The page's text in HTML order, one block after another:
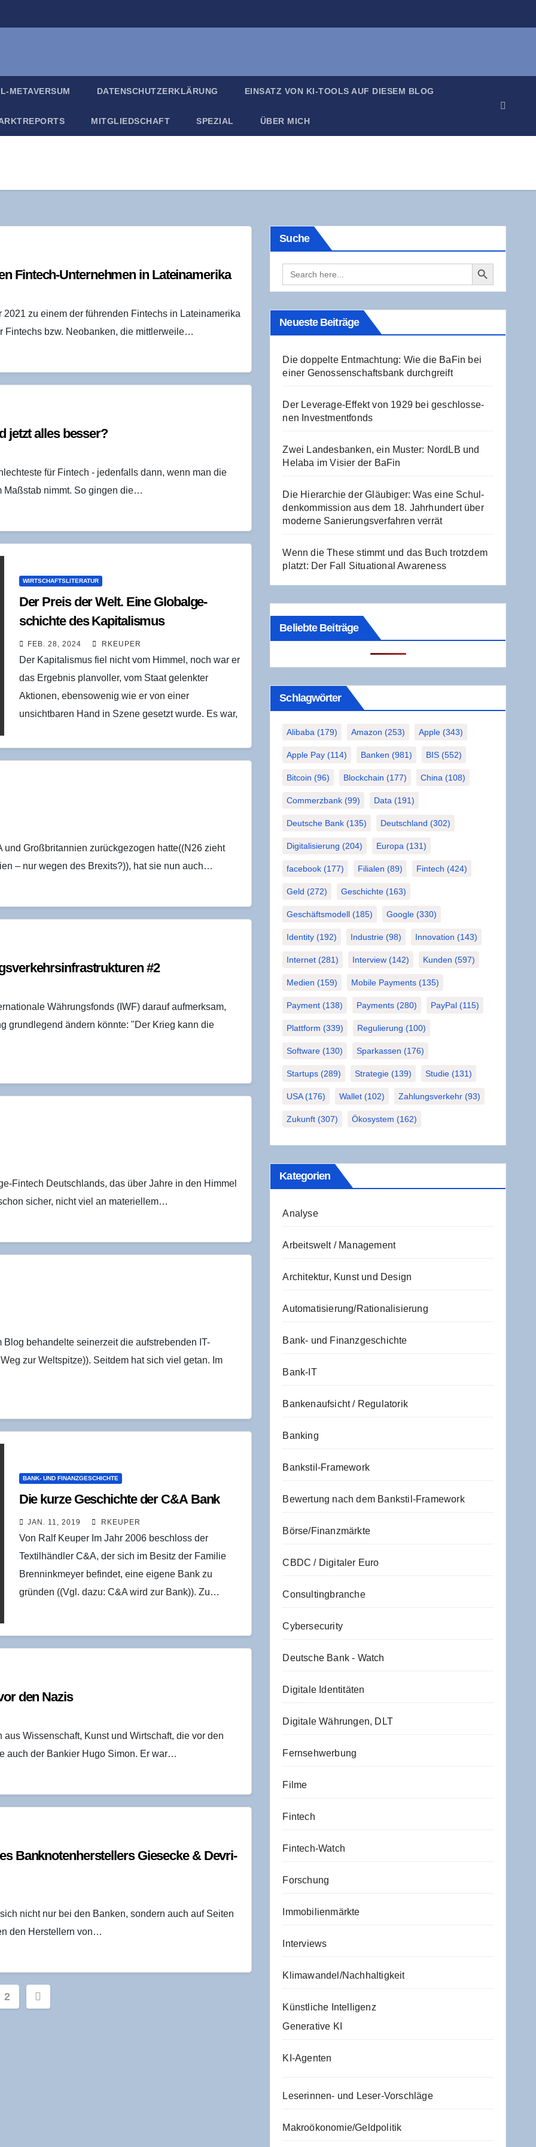
META­VER­SUM DATEN­SCHUTZ­ER­KLÄ­RUNG EIN­SATZ VON KI-TOOLS AUF DIE­SEM BLOG
MIT­GLIED­SCHAFT SPE­ZI­AL ÜBER MICH
Fin­tech-Unter­neh­men in Lateinamerika
zu einem der führenden Fintechs in Lateinamerika
Fintechs bzw. Neobanken, die mittlerweile…
jetzt alles besser?
für Fintech - jedenfalls dann, wenn man die
Maßstab nimmt. So gingen die…
WIRTSCHAFTSLITERATUR
Der Preis der Welt. Eine Glo­bal­ge­
schich­te des Kapitalismus
FEB. 28, 2024 RKEUPER
Der Kapitalismus fiel nicht vom Himmel, noch war er
das Ergebnis planvoller, vom Staat gelenkter
Aktionen, ebensowenig wie er von einer
unsichtbaren Hand in Szene gesetzt wurde. Es war,
Großbritannien zurückgezogen hatte((N26 zieht
– nur wegen des Brexits?)), hat sie nun auch…
#2
Währungsfonds (IWF) darauf aufmerksam,
grundlegend ändern könnte: "Der Krieg kann die
Fintech Deutschlands, das über Jahre in den Himmel
sicher, nicht viel an materiellem…
behandelte seinerzeit die aufstrebenden IT-
zur Weltspitze)). Seitdem hat sich viel getan. Im
BANK- UND FINANZGESCHICHTE
Die kur­ze Geschich­te der C&A Bank
JAN. 11, 2019 RKEUPER
Von Ralf Keuper Im Jahr 2006 beschloss der
Textilhändler C&A, der sich im Besitz der Familie
Brenninkmeyer befindet, eine eigene Bank zu
gründen ((Vgl. dazu: C&A wird zur Bank)). Zu…
den Nazis
Wissenschaft, Kunst und Wirtschaft, die vor den
auch der Bankier Hugo Simon. Er war…
Bank­no­ten­her­stel­lers Gies­ecke & Devri­
nicht nur bei den Banken, sondern auch auf Seiten
den Herstellern von…
2
Suche
Search
for:
Search Button
Neu­es­te Beiträge
Die dop­pel­te Ent­mach­tung: Wie die BaFin bei
einer Genos­sen­schafts­bank durchgreift
Der Levera­ge-Effekt von 1929 bei geschlos­se­
nen Investmentfonds
Zwei Lan­des­ban­ken, ein Mus­ter: NordLB und
Hela­ba im Visier der BaFin
Die Hier­ar­chie der Gläu­bi­ger: Was eine Schul­
den­kom­mis­si­on aus dem 18. Jahr­hun­dert über
moder­ne Sanie­rungs­ver­fah­ren verrät
Wenn die The­se stimmt und das Buch trotz­dem
platzt: Der Fall Situa­tio­nal Awareness
Beliebte Beiträge
Schlag­wör­ter
Alibaba (179) Amazon (253) Apple (343)
Apple Pay (114) Banken (981) BIS (552)
Bitcoin (96) Blockchain (177) China (108)
Commerzbank (99) Data (191)
Deutsche Bank (135) Deutschland (302)
Digitalisierung (204) Europa (131)
facebook (177) Filialen (89) Fintech (424)
Geld (272) Geschichte (163)
Geschäftsmodell (185) Google (330)
Identity (192) Industrie (98) Innovation (143)
Internet (281) Interview (142) Kunden (597)
Medien (159) Mobile Payments (135)
Payment (138) Payments (280) PayPal (115)
Plattform (339) Regulierung (100)
Software (130) Sparkassen (176)
Startups (289) Strategie (139) Studie (131)
USA(176) Wallet (102) Zahlungsverkehr (93)
Zukunft (307) Ökosystem (162)
Kate­go­rien
Analyse
Arbeitswelt / Management
Architektur, Kunst und Design
Automatisierung/Rationalisierung
Bank- und Finanzgeschichte
Bank-IT
Bankenaufsicht / Regulatorik
Banking
Bankstil-Framework
Bewertung nach dem Bankstil-Framework
Börse/Finanzmärkte
CBDC / Digitaler Euro
Consultingbranche
Cybersecurity
Deutsche Bank - Watch
Digitale Identitäten
Digitale Währungen, DLT
Fernsehwerbung
Filme
Fintech
Fintech-Watch
Forschung
Immobilienmärkte
Interviews
Klimawandel/Nachhaltigkeit
Künstliche Intelligenz
Generative KI
KI-Agenten
Leserinnen- und Leser-Vorschläge
Makroökonomie/Geldpolitik